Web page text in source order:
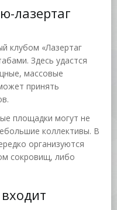
лазертаг
клубом «Лазертаг
Здесь удастся
массовые
принять
площадки могут не
коллективы. В
организуются
сокровищ, либо